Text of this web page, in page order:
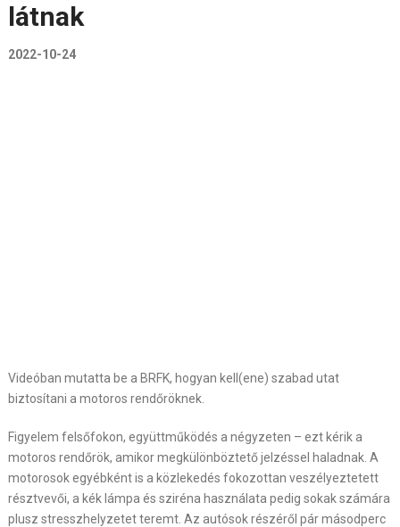
látnak
2022-10-24
Videóban mutatta be a BRFK, hogyan kell(ene) szabad utat
biztosítani a motoros rendőröknek.
Figyelem felsőfokon, együttműködés a négyzeten – ezt kérik a
motoros rendőrök, amikor megkülönböztető jelzéssel haladnak. A
motorosok egyébként is a közlekedés fokozottan veszélyeztetett
résztvevői, a kék lámpa és sziréna használata pedig sokak számára
plusz stresszhelyzetet teremt. Az autósok részéről pár másodperc